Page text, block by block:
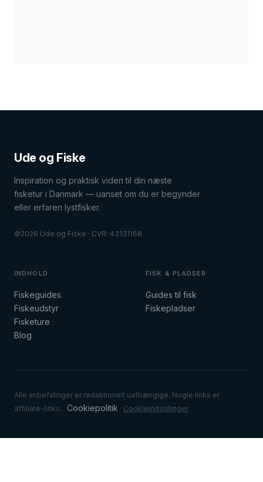
Ude og Fiske
Inspiration og praktisk viden til din næste
fisketur i Danmark — uanset om du er begynder
eller erfaren lystfisker.
©2026 Ude og Fiske · CVR: 43131168
INDHOLD
Fiskeguides
Fiskeudstyr
Fisketure
Blog
FISK & PLADSER
Guides til fisk
Fiskepladser
Alle anbefalinger er redaktionelt uafhængige. Nogle links er
affiliate-links. · Cookiepolitik · Cookieindstillinger